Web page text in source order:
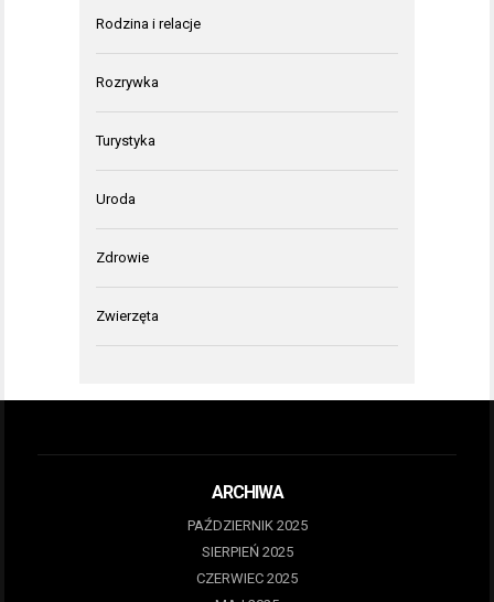
Rodzina i relacje
Rozrywka
Turystyka
Uroda
Zdrowie
Zwierzęta
ARCHIWA
PAŹDZIERNIK 2025
SIERPIEŃ 2025
CZERWIEC 2025